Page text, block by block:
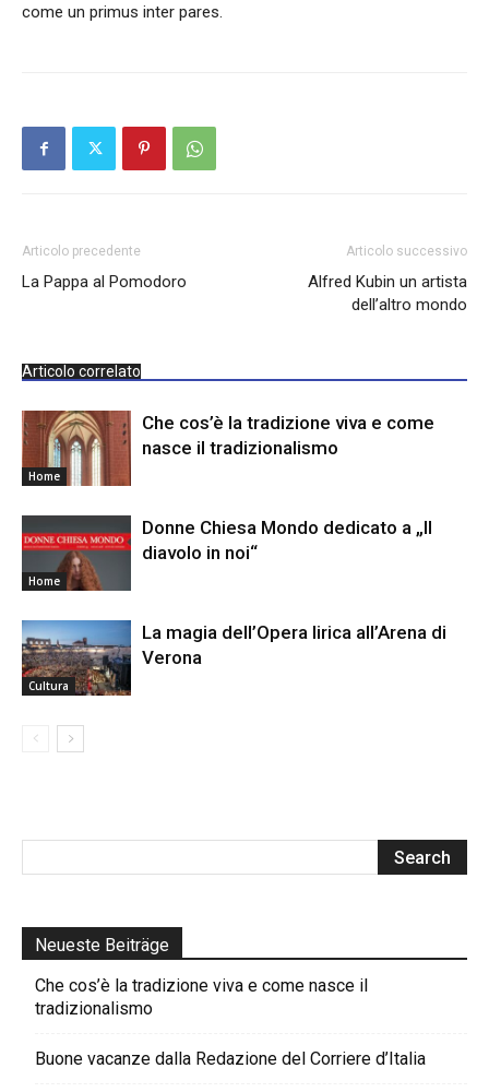
come un primus inter pares.
Articolo precedente
La Pappa al Pomodoro
Articolo successivo
Alfred Kubin un artista
dell’altro mondo
Articolo correlato
Home
Che cos’è la tradizione viva e come
nasce il tradizionalismo
Home
Donne Chiesa Mondo dedicato a „Il
diavolo in noi“
Cultura
La magia dell’Opera lirica all’Arena di
Verona
Neueste Beiträge
Che cos’è la tradizione viva e come nasce il
tradizionalismo
Buone vacanze dalla Redazione del Corriere d’Italia